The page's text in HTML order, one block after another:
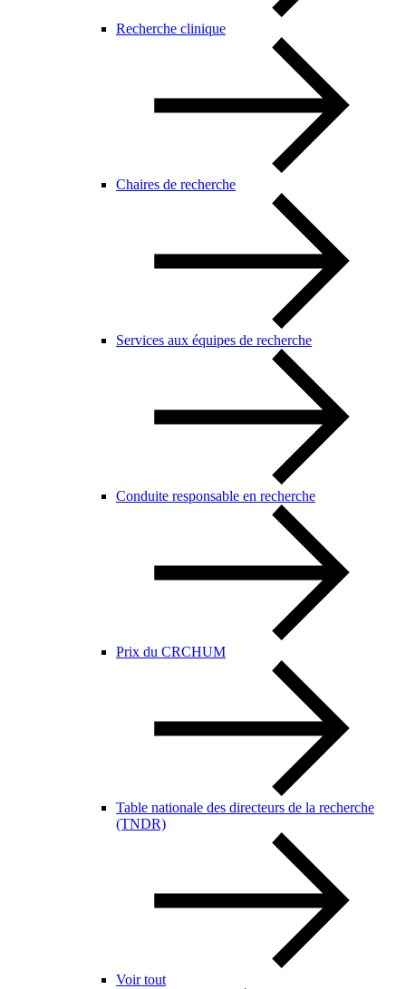
Recherche clinique
Chaires de recherche
Services aux équipes de recherche
Conduite responsable en recherche
Prix du CRCHUM
Table nationale des directeurs de la recherche
(TNDR)
Voir tout